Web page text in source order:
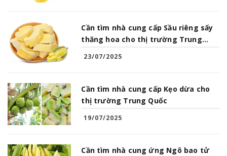
Cần tìm nhà cung cấp Sầu riêng sấy
thăng hoa cho thị trường Trung
23/07/2025
Cần tìm nhà cung cấp Kẹo dừa cho
thị trường Trung Quốc
19/07/2025
Cần tìm nhà cung ứng Ngô bao tử